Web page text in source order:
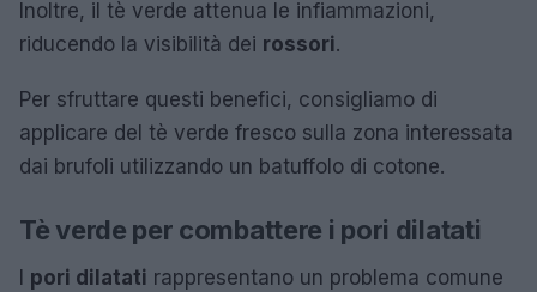
Inoltre, il tè verde attenua le infiammazioni,
riducendo la visibilità dei rossori.
Per sfruttare questi benefici, consigliamo di
applicare del tè verde fresco sulla zona interessata
dai brufoli utilizzando un batuffolo di cotone.
Tè verde per combattere i pori dilatati
pori dilatati rappresentano un problema comune